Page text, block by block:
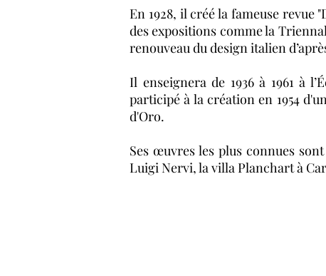
En 1928, il créé la fameuse
des expositions comme la
renouveau du design italien
Il enseignera de 1936 à 1961 à
participé à la création en 1954
d'Oro.
Ses œuvres les plus connues
Luigi Nervi, la villa Planchart à